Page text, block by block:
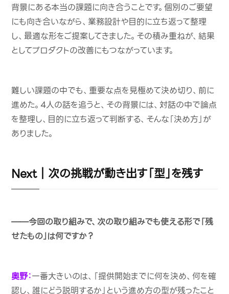
背景にある本当の課題に向き合うことです。個別のご要望
にも向き合いながら、業務設計や目的に立ち返って整理
し、最適な形をご提案してきました。その積み重ねが、結果
としてプロダクトの改善にもつながっています。
難しい課題の中でも、重要な点を見極めて決め切り、前に
進めた。4人の話を追うと、その背景には、対話の中で論点
を整理し、目的に立ち返って判断する、そんな「決め方」が
ありました。
Next｜次の挑戦が動き出す「型」を残す
——今回の取り組みで、次の取り組みでも使える形で「残
せたもの」は何ですか？
奥野：一番大きいのは、「提供開始までに何を決め、何を確
認し、誰にどう説明するか」という進め方の型が残ったこと